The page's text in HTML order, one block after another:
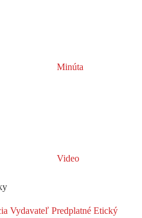
Minúta
Video
Vydavateľ Predplatné Etický